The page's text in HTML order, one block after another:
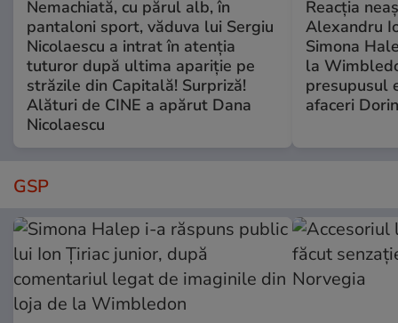
Nemachiată, cu părul alb, în
pantaloni sport, văduva lui Sergiu
Nicolaescu a intrat în atenția
tuturor după ultima apariție pe
străzile din Capitală! Surpriză!
Alături de CINE a apărut Dana
Nicolaescu
Reacția
Alexandru
Simona
la
presupusul
afaceri
GSP